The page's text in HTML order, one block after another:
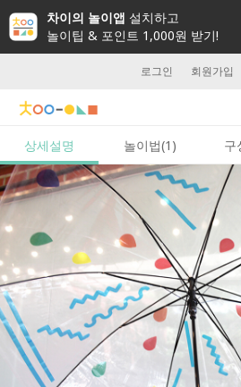
차이의 놀이앱 설치하고
놀이팁 & 포인트 1,000원 받기!
로그인 회원가입
상세설명 놀이법(1) 구